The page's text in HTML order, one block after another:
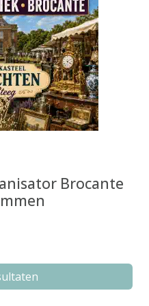
Brocante